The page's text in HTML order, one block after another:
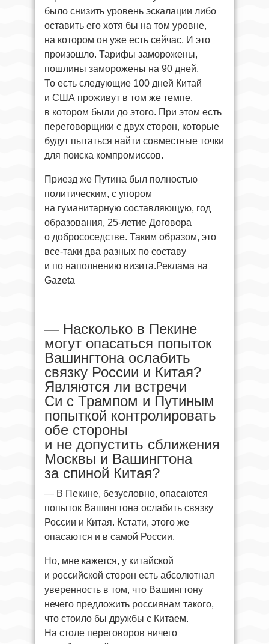
было снизить уровень эскалации либо
оставить его хотя бы на том уровне,
на котором он уже есть сейчас. И это
произошло. Тарифы заморожены,
пошлины заморожены на 90 дней.
То есть следующие 100 дней Китай
и США проживут в том же темпе,
в котором были до этого. При этом есть
переговорщики с двух сторон, которые
будут пытаться найти совместные точки
для поиска компромиссов.
Приезд же Путина был полностью
политическим, с упором
на гуманитарную составляющую, год
образования, 25-летие Договора
о добрососедстве. Таким образом, это
все-таки два разных по составу
и по наполнению визита.Реклама на
Gazeta
— Насколько в Пекине
могут опасаться попыток
Вашингтона ослабить
связку России и Китая?
Являются ли встречи
Си с Трампом и Путиным
попыткой контролировать
обе стороны
и не допустить сближения
Москвы и Вашингтона
за спиной Китая?
— В Пекине, безусловно, опасаются
попыток Вашингтона ослабить связку
России и Китая. Кстати, этого же
опасаются и в самой России.
Но, мне кажется, у китайской
и российской сторон есть абсолютная
уверенность в том, что Вашингтону
нечего предложить россиянам такого,
что стоило бы дружбы с Китаем.
На столе переговоров ничего